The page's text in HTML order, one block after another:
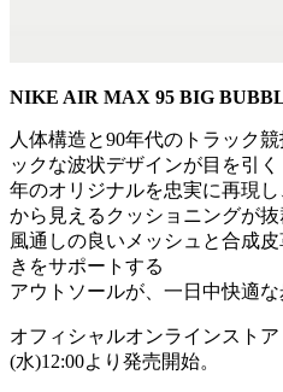
NIKE AIR MAX 95 BIG
人体構造と90年代のトラック
ックな波状デザインが目を引
年のオリジナルを忠実に再現
から見えるクッショニングが抜
風通しの良いメッシュと合成
きをサポートする
アウトソールが、一日中快適な
オフィシャルオンラインストア
(水)12:00より発売開始。